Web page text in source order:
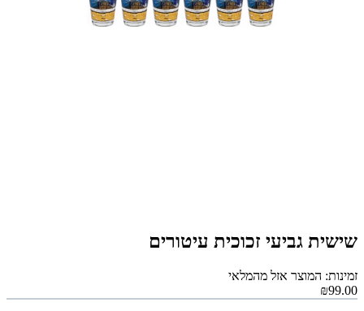
שישית גביעי זכוכית עיטורים
זמינות: המוצר אזל מהמלאי
₪99.00